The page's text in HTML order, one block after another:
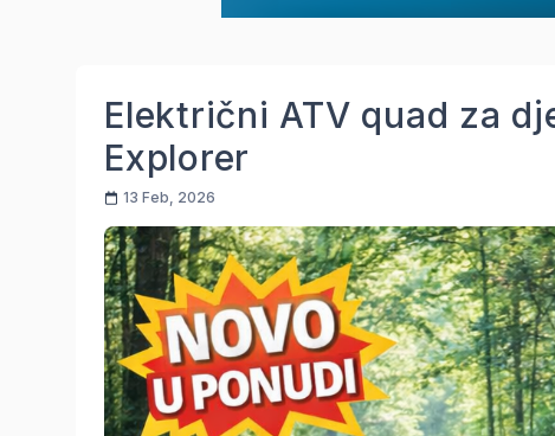
Električni ATV quad za
Explorer
13 Feb, 2026